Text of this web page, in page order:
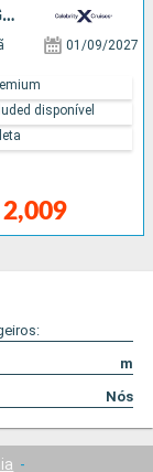
HOLANDA, BÉLGICA, FRANCIA, PORTUGAL, ESPANHA
01/09/2027
2,009
disponível
m
Nós